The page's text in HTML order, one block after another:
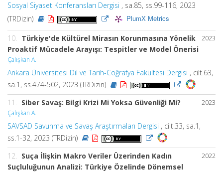
Sosyal Siyaset Konferansları Dergisi , sa.85, ss.99-116, 2023
(TRDizin)
PlumX Metrics
2023
10. Türkiye'de Kültürel Mirasın Korunmasına Yönelik
Proaktif Mücadele Arayışı: Tespitler ve Model Önerisi
Çalışkan A.
Ankara Üniversitesi Dil ve Tarih-Coğrafya Fakültesi Dergisi , cilt.63,
sa.1, ss.474-502, 2023 (TRDizin)
2023
11. Siber Savaş: Bilgi Krizi Mi Yoksa Güvenliği Mi?
Çalışkan A.
SAVSAD Savunma ve Savaş Araştırmaları Dergisi , cilt.33, sa.1,
ss.1-32, 2023 (TRDizin)
2022
12.
Suça İlişkin Makro Veriler Üzerinden Kadın
Suçluluğunun Analizi: Türkiye Özelinde Dönemsel